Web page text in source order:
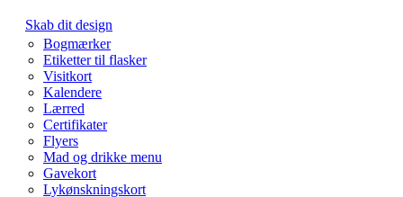
Skab dit design
Bogmærker
Etiketter til flasker
Visitkort
Kalendere
Lærred
Certifikater
Flyers
Mad og drikke menu
Gavekort
Lykønskningskort